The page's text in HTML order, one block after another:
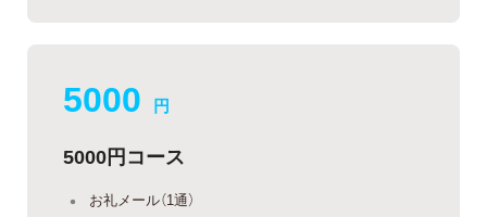
5000 円
5000円コース
お礼メール（1通）